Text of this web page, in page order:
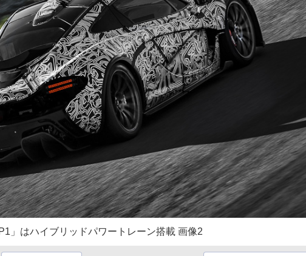
」はハイブリッドパワートレーン搭載 画像2